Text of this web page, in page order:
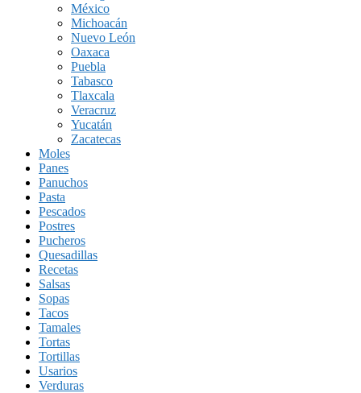
México
Michoacán
Nuevo León
Oaxaca
Puebla
Tabasco
Tlaxcala
Veracruz
Yucatán
Zacatecas
Moles
Panes
Panuchos
Pasta
Pescados
Postres
Pucheros
Quesadillas
Recetas
Salsas
Sopas
Tacos
Tamales
Tortas
Tortillas
Usarios
Verduras